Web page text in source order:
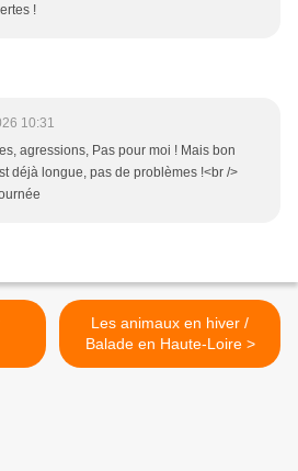
!
10:31
agressions, Pas pour moi ! Mais bon
déjà longue, pas de problèmes !<br />
Les animaux en hiver /
Balade en Haute-Loire >